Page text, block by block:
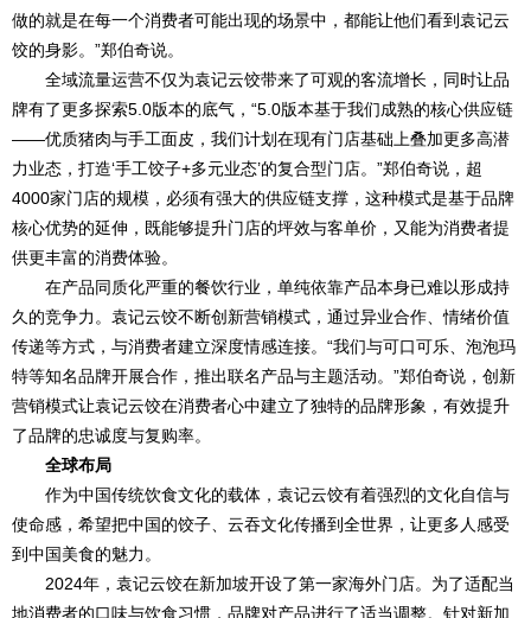
做的就是在每一个消费者可能出现的场景中，都能让他们看到袁记云
饺的身影。”郑伯奇说。
全域流量运营不仅为袁记云饺带来了可观的客流增长，同时让品
牌有了更多探索5.0版本的底气，“5.0版本基于我们成熟的核心供应链
——优质猪肉与手工面皮，我们计划在现有门店基础上叠加更多高潜
力业态，打造‘手工饺子+多元业态’的复合型门店。”郑伯奇说，超
4000家门店的规模，必须有强大的供应链支撑，这种模式是基于品牌
核心优势的延伸，既能够提升门店的坪效与客单价，又能为消费者提
供更丰富的消费体验。
在产品同质化严重的餐饮行业，单纯依靠产品本身已难以形成持
久的竞争力。袁记云饺不断创新营销模式，通过异业合作、情绪价值
传递等方式，与消费者建立深度情感连接。“我们与可口可乐、泡泡玛
特等知名品牌开展合作，推出联名产品与主题活动。”郑伯奇说，创新
营销模式让袁记云饺在消费者心中建立了独特的品牌形象，有效提升
了品牌的忠诚度与复购率。
全球布局
作为中国传统饮食文化的载体，袁记云饺有着强烈的文化自信与
使命感，希望把中国的饺子、云吞文化传播到全世界，让更多人感受
到中国美食的魅力。
2024年，袁记云饺在新加坡开设了第一家海外门店。为了适配当
地消费者的口味与饮食习惯，品牌对产品进行了适当调整。针对新加